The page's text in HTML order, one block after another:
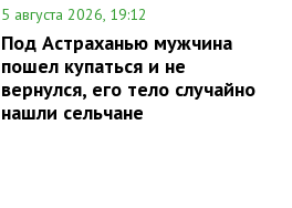
5 августа 2026, 19:12
Под Астраханью мужчина
пошел купаться и не
вернулся, его тело случайно
нашли сельчане